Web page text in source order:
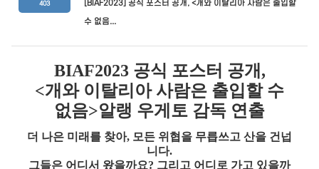
403
[BIAF2023] 공식 포스터 공개, <개와 이탈리아 사람은 출입할
수 없음...
BIAF2023 공식 포스터 공개 ,
<개와 이탈리아 사람은 출입할 수
없음>알랭 우게토 감독 연출
더 나은 미래를 찾아, 모든 위협을 무릅쓰고 산을 건넙
니다.
그들은 어디서 왔을까요? 그리고 어디로 가고 있을까